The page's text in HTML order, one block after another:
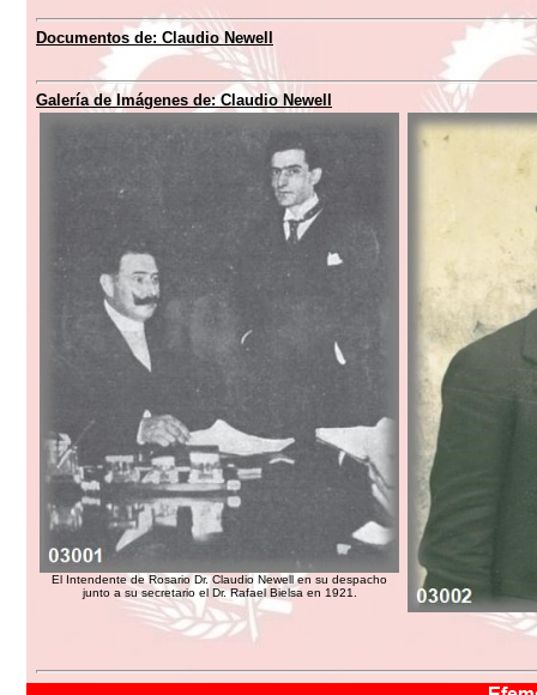
Documentos de: Claudio Newell
Galería de Imágenes de: Claudio Newell
El Intendente de Rosario Dr. Claudio Newell en su despacho
junto a su secretario el Dr. Rafael Bielsa en 1921.